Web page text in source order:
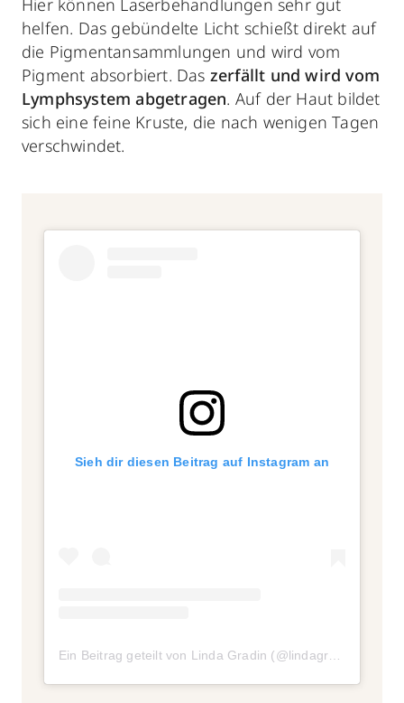
helfen. Das gebündelte Licht schießt direkt auf
die Pigmentansammlungen und wird vom
Pigment absorbiert. Das zerfällt und wird vom
Lymphsystem abgetragen. Auf der Haut bildet
sich eine feine Kruste, die nach wenigen Tagen
verschwindet.
Sieh dir diesen Beitrag auf Instagram an